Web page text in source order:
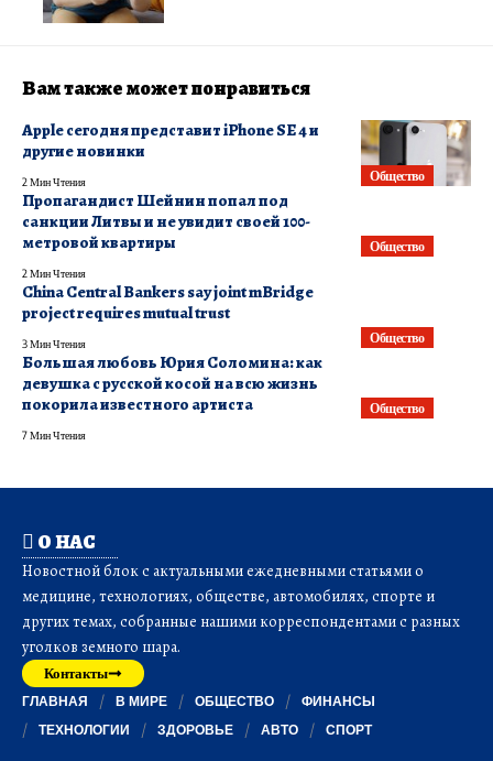
Вам также может понравиться
Общество
Apple сегодня представит iPhone SE 4 и
другие новинки
2 Мин Чтения
Общество
Пропагандист Шейнин попал под
санкции Литвы и не увидит своей 100-
метровой квартиры
2 Мин Чтения
Общество
China Central Bankers say joint mBridge
project requires mutual trust
3 Мин Чтения
Общество
Большая любовь Юрия Соломина: как
девушка с русской косой на всю жизнь
покорила известного артиста
7 Мин Чтения
О НАС
Новостной блок с актуальными ежедневными статьями о
медицине, технологиях, обществе, автомобилях, спорте и
других темах, собранные нашими корреспондентами с разных
уголков земного шара.
Контакты
ГЛАВНАЯ В МИРЕ ОБЩЕСТВО
ФИНАНСЫ
ТЕХНОЛОГИИ
ЗДОРОВЬЕ АВТО СПОРТ